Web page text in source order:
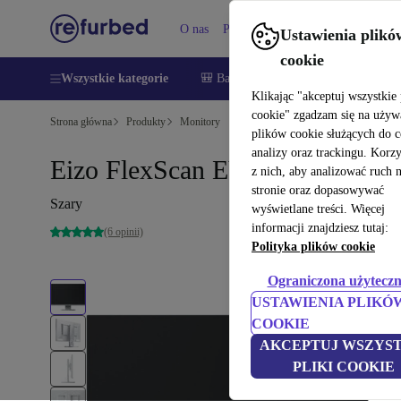
Ustawienia
cookie
Klikając "akceptuj
cookie" zgadzam się na
plików cookie służących do
analizy oraz trackingu.
z nich, aby analizować ruch
stronie oraz dopasowywać
wyświetlane treści. Więcej
informacji znajdziesz tutaj:
Polityka plików cookie
Ograniczona
USTAWIENIA
COOKIE
AKCEPTUJ
PLIKI COOKIE
O nas Pomoc
Wszystkie kategorie 🎒 Back to school
Strona główna Produkty Monitory
Eizo FlexScan EV2455 | 24.1"
Szary
(6 opinii)